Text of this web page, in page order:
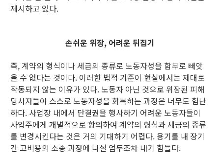
제시하고 있다.
손쉬운 위장, 어려운 뒤집기
즉, 계약의 형식이나 세금의 종류로 노동자성을 함부로 빼앗
을 수 없다는 것이다. 이러한 법적 기준이 현실에서는 제대로
작동되지 않는 이유가 있다. 노동자 아닌 것으로 위장된 피해
당사자들이 스스로 노동자성을 회복하는 과정은 너무도 험난
하다. 사업장 내에서 단결권을 행사하기 어려운 노동자들이
사업주에게 개별적으로 항의하여 계약의 형식과 세금의 종류
를 변경시킨다는 것은 거의 기대하기 어렵다. 용기를 내 장기
간 고비용의 소송 과정에 나설 엄두조차 내기 힘들다.